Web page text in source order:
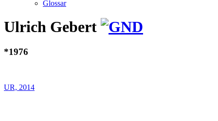
Glossar
Ulrich Gebert
*1976
UR, 2014